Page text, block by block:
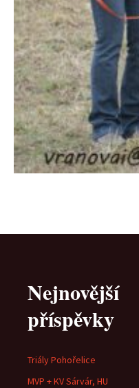
Nejnovější
příspěvky
Triály Pohořelice
MVP + KV Sárvár, HU